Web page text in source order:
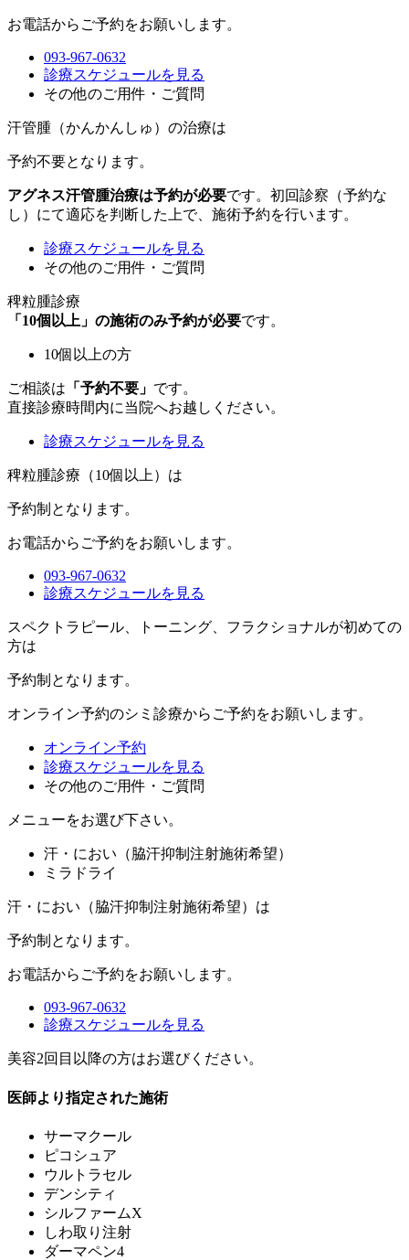
お電話からご予約をお願いします。
093-967-0632
診療スケジュールを見る
その他のご用件・ご質問
汗管腫（かんかんしゅ）の治療は
予約不要となります。
アグネス汗管腫治療は予約が必要です。初回診察（予約な
し）にて適応を判断した上で、施術予約を行います。
診療スケジュールを見る
その他のご用件・ご質問
稗粒腫診療
「10個以上」の施術のみ予約が必要です。
10個以上の方
ご相談は 「予約不要」 です。
直接診療時間内に当院へお越しください。
診療スケジュールを見る
稗粒腫診療（10個以上）は
予約制 となります。
お電話からご予約をお願いします。
093-967-0632
診療スケジュールを見る
スペクトラピール、トーニング、フラクショナルが初めての
方は
予約制 となります。
オンライン予約のシミ診療からご予約をお願いします。
オンライン予約
診療スケジュールを見る
その他のご用件・ご質問
メニューをお選び下さい。
汗・におい（脇汗抑制注射施術希望）
ミラドライ
汗・におい（脇汗抑制注射施術希望）は
予約制 となります。
お電話からご予約をお願いします。
093-967-0632
診療スケジュールを見る
美容2回目以降の方はお選びください。
医師より指定された施術
サーマクール
ピコシュア
ウルトラセル
デンシティ
シルファームX
しわ取り注射
ダーマペン4